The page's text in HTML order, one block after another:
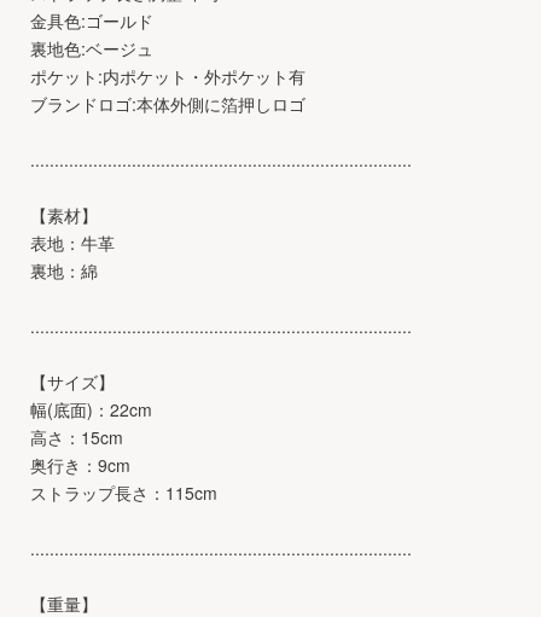
金具色:ゴールド
裏地色:ベージュ
ポケット:内ポケット・外ポケット有
ブランドロゴ:本体外側に箔押しロゴ
...............................................................................
【素材】
表地：牛革
裏地：綿
...............................................................................
【サイズ】
幅(底面)：22cm
高さ：15cm
奥行き：9cm
ストラップ長さ：115cm
...............................................................................
【重量】